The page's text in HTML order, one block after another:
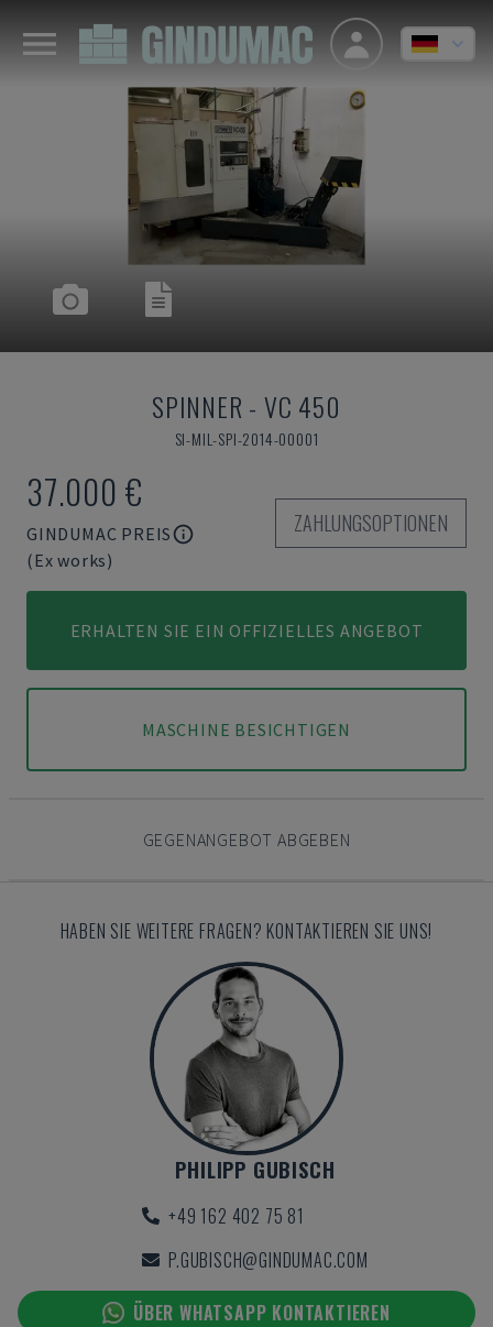
SPINNER -VC 450
SI-MIL-SPI-2014-00001
37.000 €
GINDUMAC PREIS
(Ex works)
ZAHLUNGSOPTIONEN
ERHALTEN SIE EIN OFFIZIELLES ANGEBOT
MASCHINE BESICHTIGEN
GEGENANGEBOT ABGEBEN
HABEN SIE WEITERE FRAGEN? KONTAKTIEREN SIE UNS!
PHILIPP GUBISCH
+49 162 402 75 81
P.GUBISCH@GINDUMAC.COM
ÜBER WHATSAPP KONTAKTIEREN